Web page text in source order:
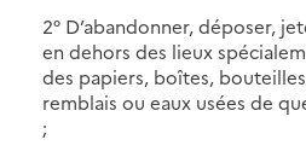
2° D’abandonner, déposer,
en dehors des lieux
des papiers, boîtes,
remblais ou eaux usées de
;